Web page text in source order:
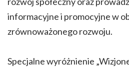
informacyjne i promocyjne w
zrównoważonego rozwoju.
Specjalne wyróżnienie